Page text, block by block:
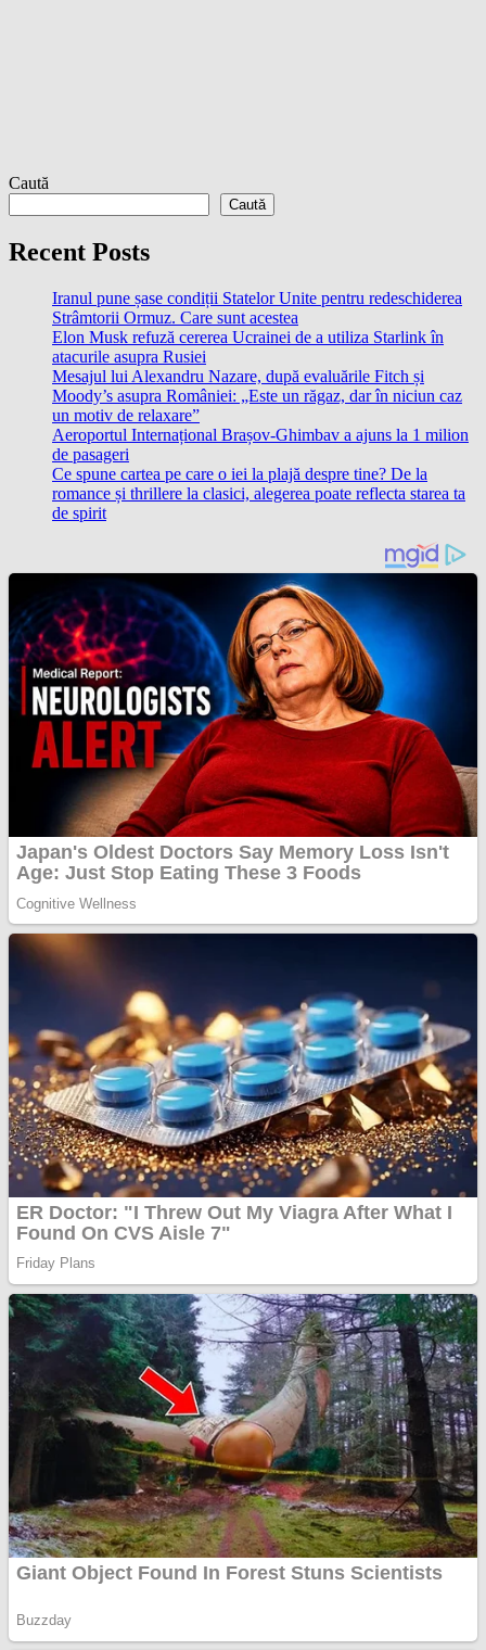
Caută
Caută
Recent Posts
Iranul pune șase condiții Statelor Unite pentru redeschiderea
Strâmtorii Ormuz. Care sunt acestea
Elon Musk refuză cererea Ucrainei de a utiliza Starlink în
atacurile asupra Rusiei
Mesajul lui Alexandru Nazare, după evaluările Fitch și
Moody’s asupra României: „Este un răgaz, dar în niciun caz
un motiv de relaxare”
Aeroportul Internațional Brașov-Ghimbav a ajuns la 1 milion
de pasageri
Ce spune cartea pe care o iei la plajă despre tine? De la
romance și thrillere la clasici, alegerea poate reflecta starea ta
de spirit